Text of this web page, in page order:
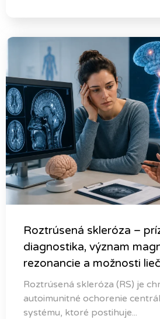
Roztrúsená skleróza –
diagnostika, význam
rezonancie a možnosti
Roztrúsená skleróza (RS) je
autoimunitné ochorenie
systému, ktoré postihuje...